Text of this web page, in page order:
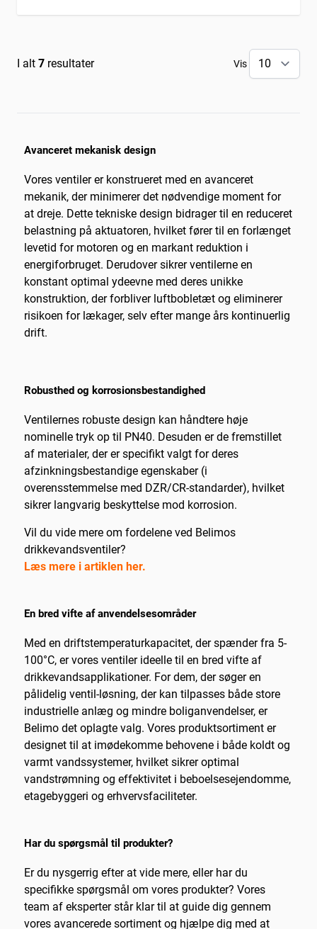
I alt 7 resultater Vis
Avanceret mekanisk design
Vores ventiler er konstrueret med en avanceret
mekanik, der minimerer det nødvendige moment for
at dreje. Dette tekniske design bidrager til en reduceret
belastning på aktuatoren, hvilket fører til en forlænget
levetid for motoren og en markant reduktion i
energiforbruget. Derudover sikrer ventilerne en
konstant optimal ydeevne med deres unikke
konstruktion, der forbliver luftbobletæt og eliminerer
risikoen for lækager, selv efter mange års kontinuerlig
drift.
Robusthed og korrosionsbestandighed
Ventilernes robuste design kan håndtere høje
nominelle tryk op til PN40. Desuden er de fremstillet
af materialer, der er specifikt valgt for deres
afzinkningsbestandige egenskaber (i
overensstemmelse med DZR/CR-standarder), hvilket
sikrer langvarig beskyttelse mod korrosion.
Vil du vide mere om fordelene ved Belimos
drikkevandsventiler?
Læs mere i artiklen her.
En bred vifte af anvendelsesområder
Med en driftstemperaturkapacitet, der spænder fra 5-
100°C, er vores ventiler ideelle til en bred vifte af
drikkevandsapplikationer. For dem, der søger en
pålidelig ventil-løsning, der kan tilpasses både store
industrielle anlæg og mindre boliganvendelser, er
Belimo det oplagte valg. Vores produktsortiment er
designet til at imødekomme behovene i både koldt og
varmt vandssystemer, hvilket sikrer optimal
vandstrømning og effektivitet i beboelsesejendomme,
etagebyggeri og erhvervsfaciliteter.
Har du spørgsmål til produkter?
Er du nysgerrig efter at vide mere, eller har du
specifikke spørgsmål om vores produkter? Vores
team af eksperter står klar til at guide dig gennem
vores avancerede sortiment og hjælpe dig med at